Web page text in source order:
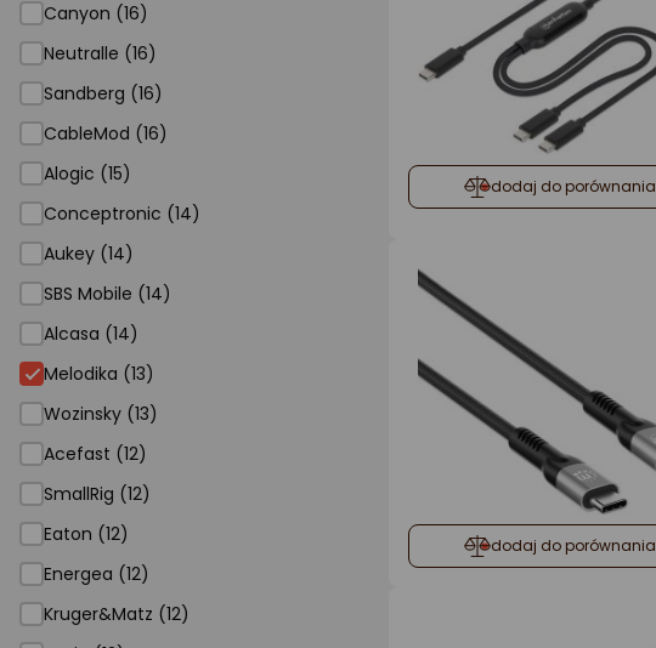
Canyon (16)
Neutralle (16)
Sandberg (16)
CableMod (16)
Alogic (15)
Conceptronic (14)
Aukey (14)
SBS Mobile (14)
Alcasa (14)
Melodika (13)
Wozinsky (13)
Acefast (12)
SmallRig (12)
Eaton (12)
Energea (12)
Kruger&Matz (12)
dodaj do porównania
dodaj do porównania